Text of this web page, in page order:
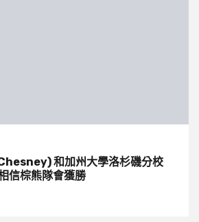
和加州大學洛杉磯分校
信棕熊隊會獲勝